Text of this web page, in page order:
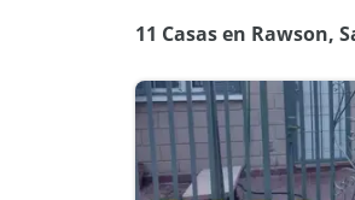
11 Casas en Rawson,